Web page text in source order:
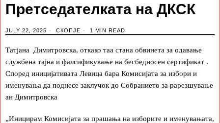
Претседателката на ДКСК
JULY 22, 2025 СКОПЈЕ 1 MIN READ
Татјана Димитровска, откако таа стана обвинета за одавање
службена тајна и фалсификување на бесбедносен сертификат .
Според иницијативата Левица бара Комисијата за избори и
именувања да поднесе заклучок до Собранието за рарезшување
ан Димитровска
„Иницирам Комисијата за прашања на изборите и именувањата,